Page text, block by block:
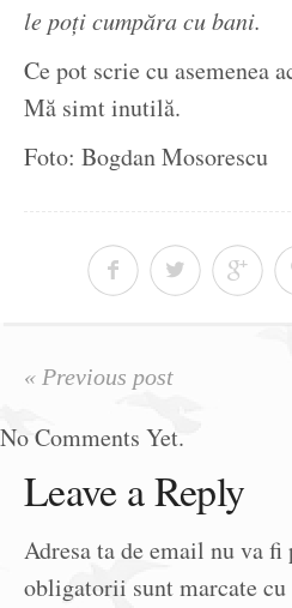
le poți cumpăra cu bani.
Ce pot scrie cu asemenea
Mă simt inutilă.
Foto: Bogdan Mosorescu
« Previous post
No Comments Yet.
Leave a Reply
Adresa ta de email nu va fi
obligatorii sunt marcate cu